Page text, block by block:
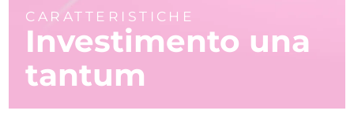
CARATTERISTICHE
Investimento una
tantum